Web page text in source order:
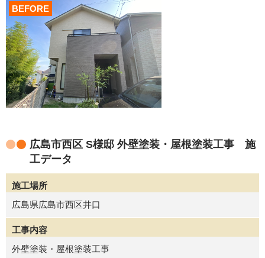
BEFORE
広島市西区 S様邸 外壁塗装・屋根塗装工事 施
工データ
施工場所
広島県広島市西区井口
工事内容
外壁塗装・屋根塗装工事